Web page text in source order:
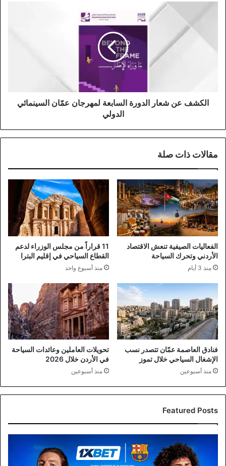
الدورة
السابعة
الكشف عن شعار الدورة السابعة لمهرجان عمّان السينمائي
الدولي
مقالات ذات صلة
الفعاليات الصيفية تنعش الاقتصاد
الأردني وتحرك السياحة
منذ 3 أيام
11 قراراً من مجلس الوزراء لدعم
القطاع السياحي في إقليم البترا
منذ أسبوع واحد
فنادق العاصمة عمّان تتصدر نسب
الإشغال السياحي خلال تموز
منذ أسبوعين
تحويلات العاملين وعائدات السياحة
في الأردن خلال 2026
منذ أسبوعين
Featured Posts
برشلونة
و1xBet
وصيف